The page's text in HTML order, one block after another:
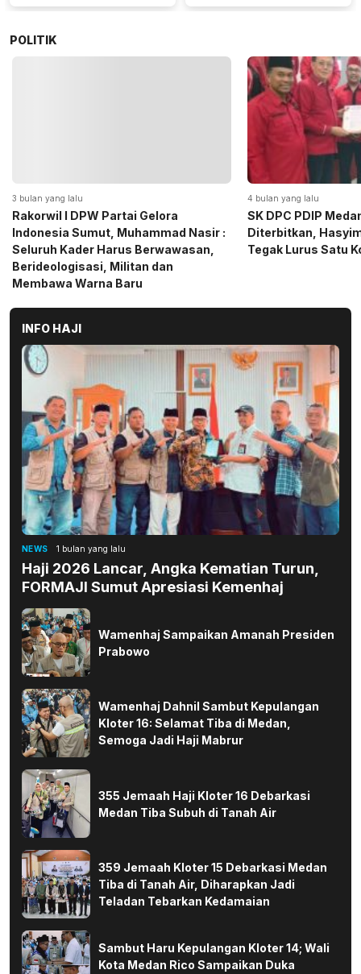
Indonesia Bermain
Maju
POLITIK
4 bulan yang lalu
SK DPC PDIP Medan Resmi
Diterbitkan, Hasyim SE: Solid dan
Tegak Lurus Satu Komando
5 bulan yang lalu
Momen Haru
Gerindra Sumut
Sembako kepada
INFO HAJI
NEWS 1 bulan yang lalu
Haji 2026 Lancar, Angka Kematian Turun,
FORMAJI Sumut Apresiasi Kemenhaj
Wamenhaj Sampaikan Amanah Presiden
Prabowo
Wamenhaj Dahnil Sambut Kepulangan
Kloter 16: Selamat Tiba di Medan,
Semoga Jadi Haji Mabrur
355 Jemaah Haji Kloter 16 Debarkasi
Medan Tiba Subuh di Tanah Air
359 Jemaah Kloter 15 Debarkasi Medan
Tiba di Tanah Air, Diharapkan Jadi
Teladan Tebarkan Kedamaian
Sambut Haru Kepulangan Kloter 14; Wali
Kota Medan Rico Sampaikan Duka